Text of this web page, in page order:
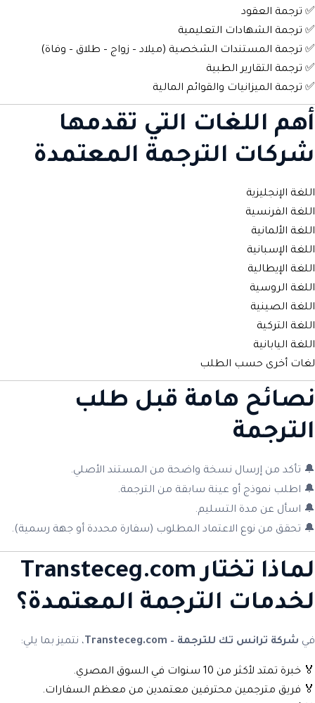
✅ ترجمة العقود
✅ ترجمة الشهادات التعليمية
✅ ترجمة المستندات الشخصية (ميلاد – زواج – طلاق – وفاة)
✅ ترجمة التقارير الطبية
✅ ترجمة الميزانيات والقوائم المالية
أهم اللغات التي تقدمها
شركات الترجمة المعتمدة
اللغة الإنجليزية
اللغة الفرنسية
اللغة الألمانية
اللغة الإسبانية
اللغة الإيطالية
اللغة الروسية
اللغة الصينية
اللغة التركية
اللغة اليابانية
لغات أخرى حسب الطلب
نصائح هامة قبل طلب
الترجمة
🔔 تأكد من إرسال نسخة واضحة من المستند الأصلي.
🔔 اطلب نموذج أو عينة سابقة من الترجمة.
🔔 اسأل عن مدة التسليم.
🔔 تحقق من نوع الاعتماد المطلوب (سفارة محددة أو جهة رسمية).
لماذا تختار Transteceg.com
لخدمات الترجمة المعتمدة؟
في شركة ترانس تك للترجمة – Transteceg.com ، نتميز بما يلي:
🏅 خبرة تمتد لأكثر من 10 سنوات في السوق المصري.
🏅 فريق مترجمين محترفين معتمدين من معظم السفارات.